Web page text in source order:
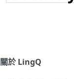
關於 LingQ